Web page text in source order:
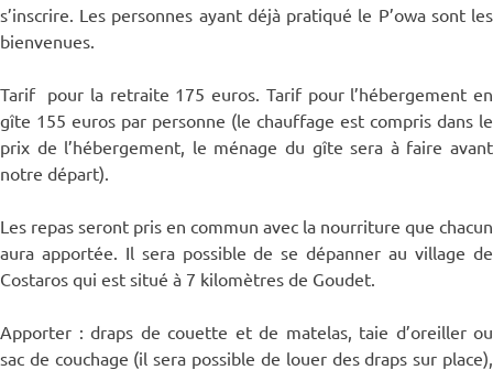
s’inscrire. Les personnes ayant déjà pratiqué le P’owa sont les
bienvenues.
Tarif pour la retraite 175 euros. Tarif pour l’hébergement en
gîte 155 euros par personne (le chauffage est compris dans le
prix de l’hébergement, le ménage du gîte sera à faire avant
notre départ).
Les repas seront pris en commun avec la nourriture que chacun
aura apportée. Il sera possible de se dépanner au village de
Costaros qui est situé à 7 kilomètres de Goudet.
Apporter : draps de couette et de matelas, taie d’oreiller ou
sac de couchage (il sera possible de louer des draps sur place),